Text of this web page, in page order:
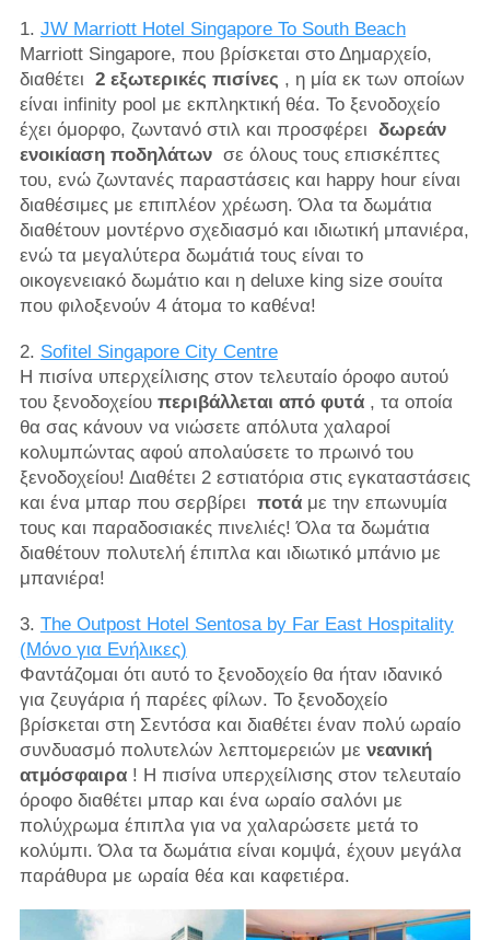
1. JW Marriott Hotel Singapore Το South Beach
Marriott Singapore, που βρίσκεται στο Δημαρχείο,
διαθέτει 2 εξωτερικές πισίνες , η μία εκ των οποίων
είναι infinity pool με εκπληκτική θέα. Το ξενοδοχείο
έχει όμορφο, ζωντανό στιλ και προσφέρει δωρεάν
ενοικίαση ποδηλάτωνσε όλους τους επισκέπτες
του, ενώ ζωντανές παραστάσεις και happy hour είναι
διαθέσιμες με επιπλέον χρέωση. Όλα τα δωμάτια
διαθέτουν μοντέρνο σχεδιασμό και ιδιωτική μπανιέρα,
ενώ τα μεγαλύτερα δωμάτιά τους είναι το
οικογενειακό δωμάτιο και η deluxe king size σουίτα
που φιλοξενούν 4 άτομα το καθένα!
2. Sofitel Singapore City Centre
Η πισίνα υπερχείλισης στον τελευταίο όροφο αυτού
του ξενοδοχείου περιβάλλεται από φυτά, τα οποία
θα σας κάνουν να νιώσετε απόλυτα χαλαροί
κολυμπώντας αφού απολαύσετε το πρωινό του
ξενοδοχείου! Διαθέτει 2 εστιατόρια στις εγκαταστάσεις
και ένα μπαρ που σερβίρει ποτάμε την επωνυμία
τους και παραδοσιακές πινελιές! Όλα τα δωμάτια
διαθέτουν πολυτελή έπιπλα και ιδιωτικό μπάνιο με
μπανιέρα!
3. The Outpost Hotel Sentosa by Far East Hospitality
(Μόνο για Ενήλικες)
Φαντάζομαι ότι αυτό το ξενοδοχείο θα ήταν ιδανικό
για ζευγάρια ή παρέες φίλων. Το ξενοδοχείο
βρίσκεται στη Σεντόσα και διαθέτει έναν πολύ ωραίο
συνδυασμό πολυτελών λεπτομερειών με νεανική
ατμόσφαιρα! Η πισίνα υπερχείλισης στον τελευταίο
όροφο διαθέτει μπαρ και ένα ωραίο σαλόνι με
πολύχρωμα έπιπλα για να χαλαρώσετε μετά το
κολύμπι. Όλα τα δωμάτια είναι κομψά, έχουν μεγάλα
παράθυρα με ωραία θέα και καφετιέρα.